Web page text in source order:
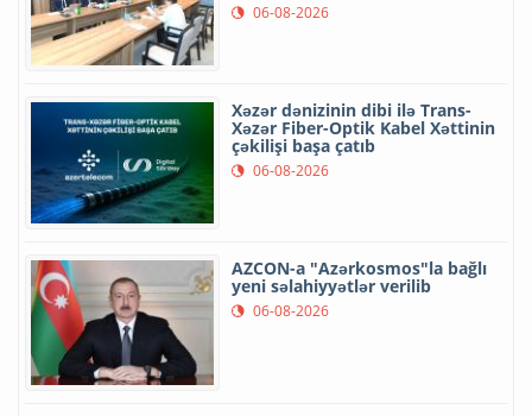
06-08-2026
Xəzər dənizinin dibi ilə Trans-
Xəzər Fiber-Optik Kabel Xəttinin
çəkilişi başa çatıb
06-08-2026
AZCON-a "Azərkosmos"la bağlı
yeni səlahiyyətlər verilib
06-08-2026